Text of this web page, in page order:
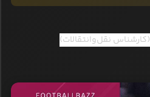
(کارشناس نقل‌وانتقالات)